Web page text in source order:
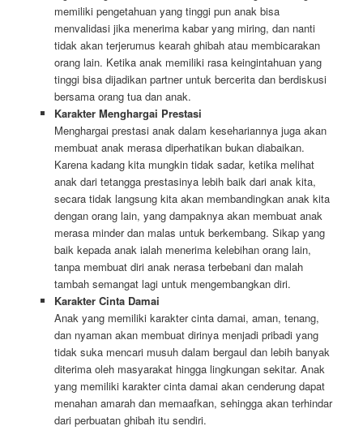
memiliki pengetahuan yang tinggi pun anak bisa
menvalidasi jika menerima kabar yang miring, dan nanti
tidak akan terjerumus kearah ghibah atau membicarakan
orang lain. Ketika anak memiliki rasa keingintahuan yang
tinggi bisa dijadikan partner untuk bercerita dan berdiskusi
bersama orang tua dan anak.
Karakter Menghargai Prestasi
Menghargai prestasi anak dalam kesehariannya juga akan
membuat anak merasa diperhatikan bukan diabaikan.
Karena kadang kita mungkin tidak sadar, ketika melihat
anak dari tetangga prestasinya lebih baik dari anak kita,
secara tidak langsung kita akan membandingkan anak kita
dengan orang lain, yang dampaknya akan membuat anak
merasa minder dan malas untuk berkembang. Sikap yang
baik kepada anak ialah menerima kelebihan orang lain,
tanpa membuat diri anak nerasa terbebani dan malah
tambah semangat lagi untuk mengembangkan diri.
Karakter Cinta Damai
Anak yang memiliki karakter cinta damai, aman, tenang,
dan nyaman akan membuat dirinya menjadi pribadi yang
tidak suka mencari musuh dalam bergaul dan lebih banyak
diterima oleh masyarakat hingga lingkungan sekitar. Anak
yang memiliki karakter cinta damai akan cenderung dapat
menahan amarah dan memaafkan, sehingga akan terhindar
dari perbuatan ghibah itu sendiri.